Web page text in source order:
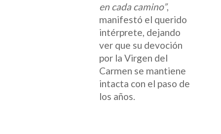
en cada camino”,
manifestó el querido
intérprete, dejando
ver que su devoción
por la Virgen del
Carmen se mantiene
intacta con el paso de
los años.